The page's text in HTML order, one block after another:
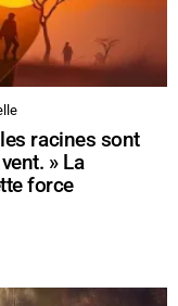
racines sont
» La
force